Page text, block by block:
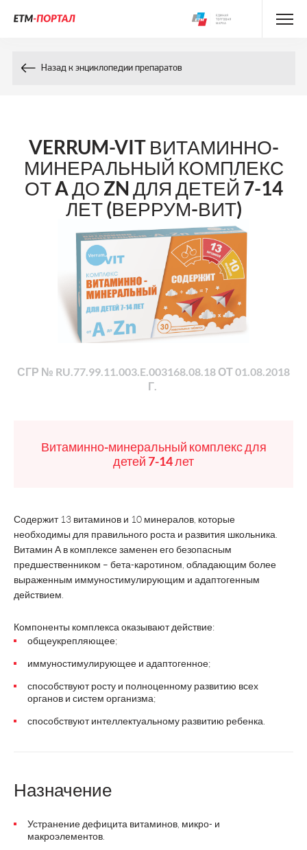
Назад к энциклопедии препаратов
VERRUM-VIT ВИТАМИННО-
МИНЕРАЛЬНЫЙ КОМПЛЕКС
ОТ A ДО ZN ДЛЯ ДЕТЕЙ 7-14
ЛЕТ (ВЕРРУМ-ВИТ)
СГР № RU.77.99.11.003.E.003168.08.18 ОТ 01.08.2018
Г.
Витаминно-минеральный комплекс для
детей 7-14 лет
Содержит 13 витаминов и 10 минералов, которые
необходимы для правильного роста и развития школьника.
Витамин А в комплексе заменен его безопасным
предшественником – бета-каротином, обладающим более
выраженным иммуностимулирующим и адаптогенным
действием.
Компоненты комплекса оказывают действие:
общеукрепляющее;
иммуностимулирующее и адаптогенное;
способствуют росту и полноценному развитию всех
органов и систем организма;
способствуют интеллектуальному развитию ребенка.
Назначение
Устранение дефицита витаминов, микро- и
макроэлементов.